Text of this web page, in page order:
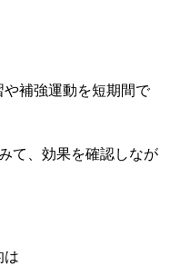
補強運動を短期間で
て、効果を確認しなが
は